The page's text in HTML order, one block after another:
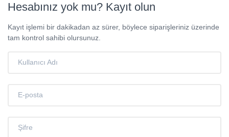
Hesabınız yok mu? Kayıt olun
Kayıt işlemi bir dakikadan az sürer, böylece siparişleriniz üzerinde
tam kontrol sahibi olursunuz.